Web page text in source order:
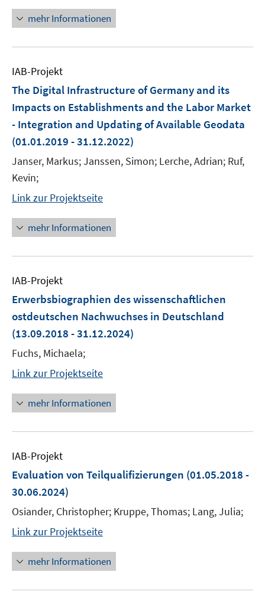
mehr Informationen
IAB-Projekt
The Digital Infrastructure of Germany and its
Impacts on Establishments and the Labor Market
- Integration and Updating of Available Geodata
(01.01.2019 - 31.12.2022)
Janser, Markus; Janssen, Simon; Lerche, Adrian; Ruf,
Kevin;
Link zur Projektseite
mehr Informationen
IAB-Projekt
Erwerbsbiographien des wissenschaftlichen
ostdeutschen Nachwuchses in Deutschland
(13.09.2018 - 31.12.2024)
Fuchs, Michaela;
Link zur Projektseite
mehr Informationen
IAB-Projekt
Evaluation von Teilqualifizierungen (01.05.2018 -
30.06.2024)
Osiander, Christopher; Kruppe, Thomas; Lang, Julia;
Link zur Projektseite
mehr Informationen